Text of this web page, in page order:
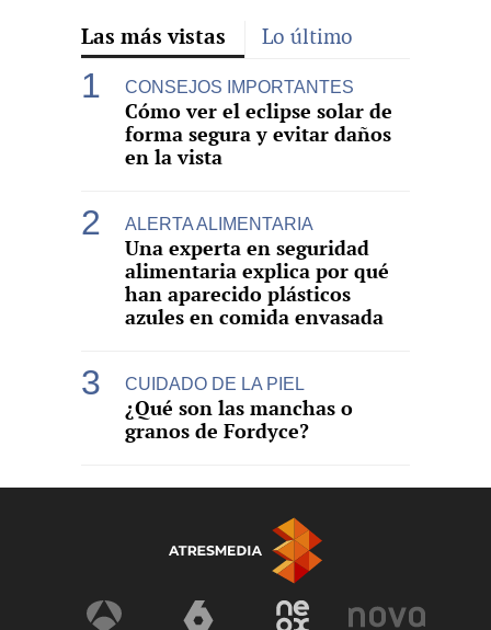
Las más vistas Lo último
CONSEJOS IMPORTANTES
Cómo ver el eclipse solar de
forma segura y evitar daños
en la vista
ALERTA ALIMENTARIA
Una experta en seguridad
alimentaria explica por qué
han aparecido plásticos
azules en comida envasada
CUIDADO DE LA PIEL
¿Qué son las manchas o
granos de Fordyce?